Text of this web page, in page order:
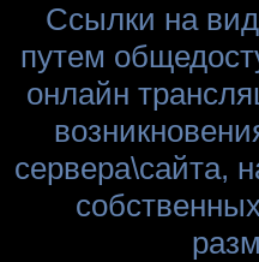
Ссылки на
путем
онлайн
сервера\сайта,